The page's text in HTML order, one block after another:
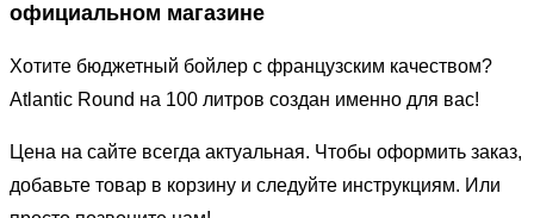
официальном магазине
Хотите бюджетный бойлер с французским качеством?
Atlantic Round на 100 литров создан именно для вас!
Цена на сайте всегда актуальная. Чтобы оформить заказ,
добавьте товар в корзину и следуйте инструкциям. Или